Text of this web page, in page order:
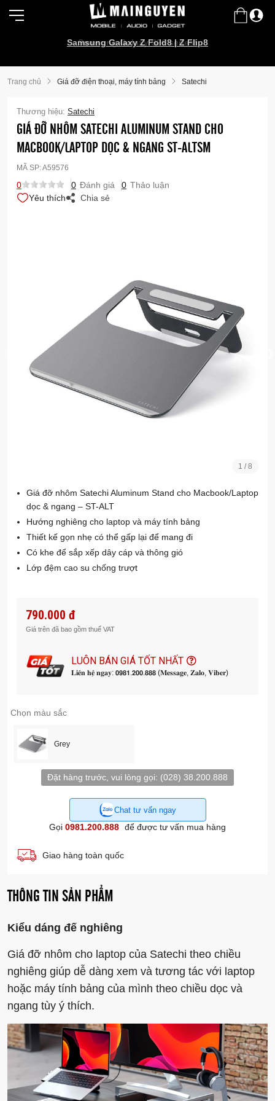
Samsung Galaxy S26 series!
Samsung Galaxy Z Fold8 | Z Flip8
Trang chủ Giá đỡ điện thoại, máy tính bảng Satechi
Thương hiệu: Satechi
GIÁ ĐỠ NHÔM SATECHI ALUMINUM STAND CHO
MACBOOK/LAPTOP DỌC & NGANG ST-ALTSM
MÃ SP:A59576
0 0 Đánh giá 0 Thảo luận
Yêu thích
Chia sẻ
1 /8
Giá đỡ nhôm Satechi Aluminum Stand cho Macbook/Laptop
dọc & ngang – ST-ALT
Hướng nghiêng cho laptop và máy tính bảng
Thiết kế gọn nhẹ có thể gấp lại để mang đi
Có khe để sắp xếp dây cáp và thông gió
Lớp đệm cao su chống trượt
790.000 đ
Giá trên đã bao gồm thuế VAT
LUÔN BÁN GIÁ TỐT NHẤT
𝐋𝐢𝐞̂𝐧 𝐡𝐞̣̂ 𝐧𝐠𝐚𝐲: 𝟬𝟵𝟴𝟭.𝟮𝟬𝟬.𝟴𝟴𝟴 (𝐌𝐞𝐬𝐬𝐚𝐠𝐞, 𝐙𝐚𝐥𝐨, 𝐕𝐢𝐛𝐞𝐫)
Chọn màu sắc
Grey
Đặt hàng trước, vui lòng gọi: (028) 38.200.888
Chat tư vấn ngay
Gọi 0981.200.888 để được tư vấn mua hàng
Giao hàng toàn quốc
THÔNG TIN SẢN PHẨM
Kiểu dáng đế nghiêng
Giá đỡ nhôm cho laptop của Satechi theo chiều
nghiêng giúp dễ dàng xem và tương tác với laptop
hoặc máy tính bảng của mình theo chiều dọc và
ngang tùy ý thích.